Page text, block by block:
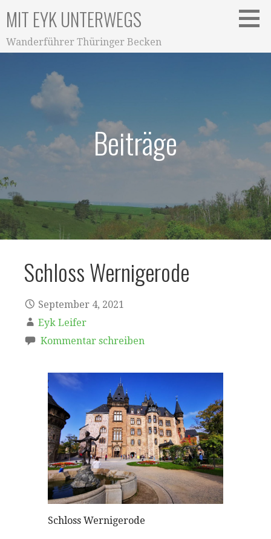
Inhalt
springen
MIT EYK UNTERWEGS
Wanderführer Thüringer Becken
Beiträge
Schloss Wernigerode
September 4, 2021
Eyk Leifer
Kommentar schreiben
Schloss Wernigerode